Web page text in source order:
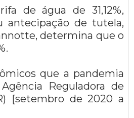
de água de 31,12%,
antecipação de tutela,
determina que o
que a pandemia
Reguladora de
[setembro de 2020 a